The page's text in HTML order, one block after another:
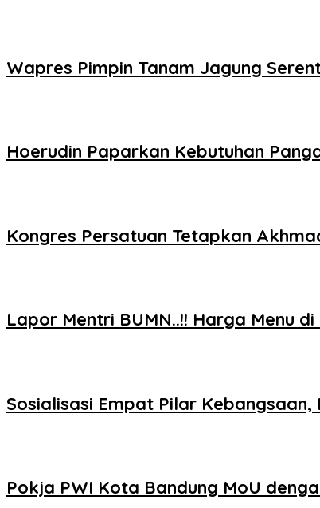
Wapres Pimpin Tanam Jagung
Hoerudin Paparkan Kebutuhan
Kongres Persatuan Tetapkan
Lapor Mentri BUMN..!! Harga Menu
Sosialisasi Empat Pilar
Pokja PWI Kota Bandung MoU